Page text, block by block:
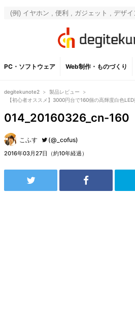
PC・ソフトウェア Web制作・ものづくり
degitekunote2 > 製品レビュー
>
【初心者オススメ】3000円台で160個の高輝度白色
014_20160326_cn-160
こふす (@_cofus)
2016年03月27日（約10年経過）